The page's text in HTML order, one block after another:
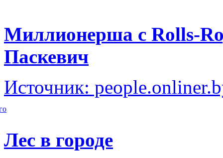
Миллионерша с Rolls-
Паскевич
Источник:
Лес в городе